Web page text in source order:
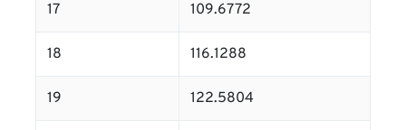
17 109.6772
18 116.1288
19 122.5804